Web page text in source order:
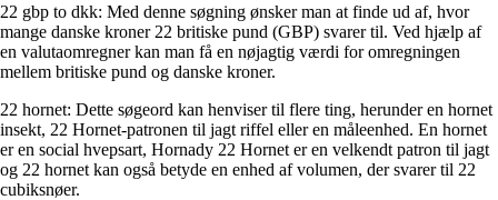
22 gbp to dkk: Med denne søgning ønsker man at finde ud af, hvor
mange danske kroner 22 britiske pund (GBP) svarer til. Ved hjælp af
en valutaomregner kan man få en nøjagtig værdi for omregningen
mellem britiske pund og danske kroner.
22 hornet: Dette søgeord kan henviser til flere ting, herunder en hornet
insekt, 22 Hornet-patronen til jagt riffel eller en måleenhed. En hornet
er en social hvepsart, Hornady 22 Hornet er en velkendt patron til jagt
og 22 hornet kan også betyde en enhed af volumen, der svarer til 22
cubiksnøer.